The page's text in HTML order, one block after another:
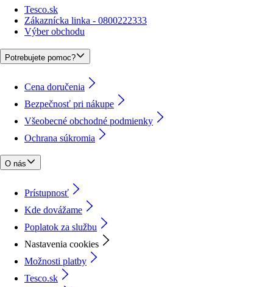
Tesco.sk
Zákaznícka linka - 0800222333
Výber obchodu
Potrebujete pomoc?
Cena doručenia
Bezpečnosť pri nákupe
Všeobecné obchodné podmienky
Ochrana súkromia
O nás
Prístupnosť
Kde dovážame
Poplatok za službu
Nastavenia cookies
Možnosti platby
Tesco.sk